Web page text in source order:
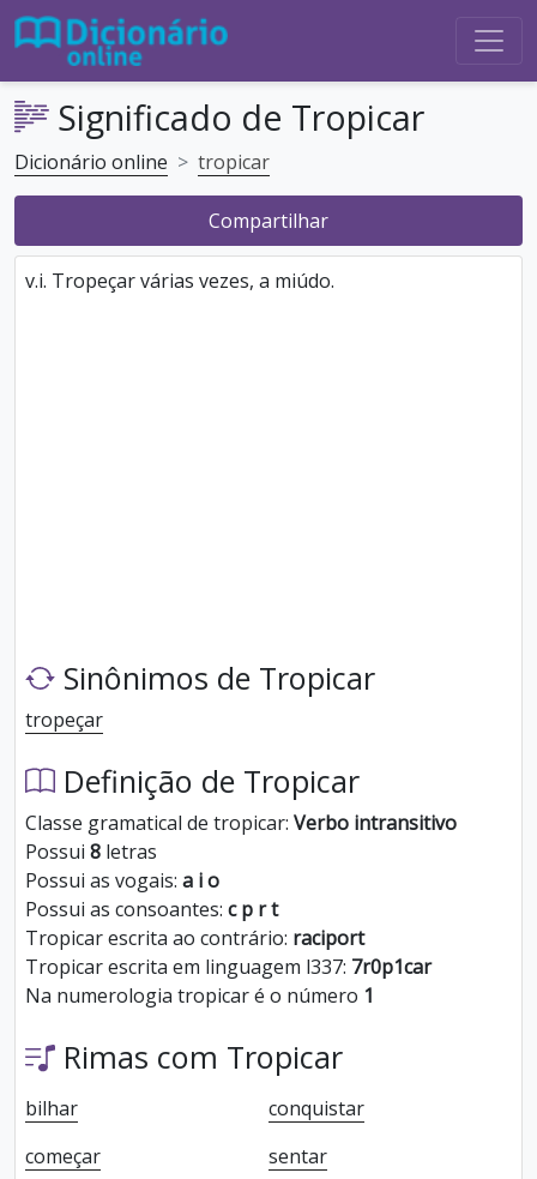
Significado de Tropicar
Dicionário online tropicar
Compartilhar
v.i. Tropeçar várias vezes, a miúdo.
Sinônimos de Tropicar
tropeçar
Definição de Tropicar
Classe gramatical de tropicar: Verbo intransitivo
Possui 8 letras
Possui as vogais: a i o
Possui as consoantes: c p r t
Tropicar escrita ao contrário: raciport
Tropicar escrita em linguagem l337: 7r0p1car
Na numerologia tropicar é o número 1
Rimas com Tropicar
bilhar
conquistar
começar
sentar